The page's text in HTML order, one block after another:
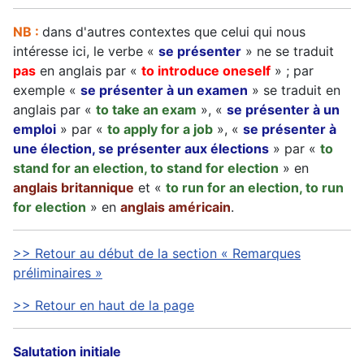
NB : dans d'autres contextes que celui qui nous
intéresse ici, le verbe « se présenter » ne se traduit
pas en anglais par « to introduce oneself » ; par
exemple « se présenter à un examen » se traduit en
anglais par « to take an exam », « se présenter à un
emploi » par « to apply for a job », « se présenter à
une élection, se présenter aux élections » par « to
stand for an election, to stand for election » en
anglais britannique et « to run for an election, to run
for election » en anglais américain.
>> Retour au début de la section « Remarques
préliminaires »
>> Retour en haut de la page
Salutation initiale